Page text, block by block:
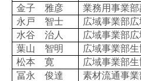
金子 雅彦
業務用事業
永戸 智士
広域事業部
水谷 治人
広域事業部
葉山 智明
広域事業部
松本 寛
広域事業部
冨永 俊達
素材流通事